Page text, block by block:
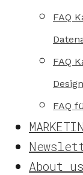
FAQ
FAQ
Design
FAQ
About us